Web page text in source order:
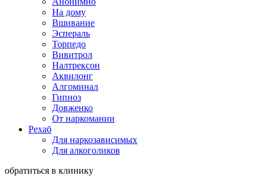
На дому
Вшивание
Эспераль
Торпедо
Вивитрол
Налтрексон
Аквилонг
Алгоминал
Гипноз
Довженко
От наркомании
Рехаб
Для наркозависимых
Для алкоголиков
обратиться в клинику